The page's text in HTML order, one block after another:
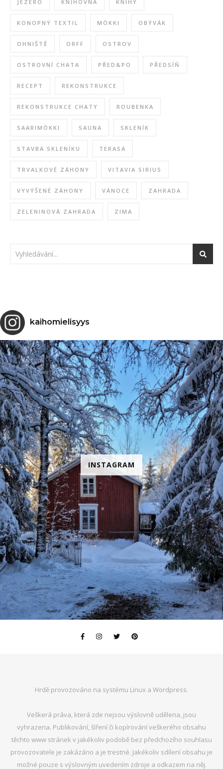
JEZERO KNIHOVNA KNIHY
KONOPNÝ TEXTIL MÖKKI OBÝVÁK
OHNIŠTĚ ORFF OSTROV
OSTROVNÍ CHATA PŘED&PO PŘEDSÍŇ
RECEPT REKONSTRUKCE
REKONSTRUKCE CHATY ROUBENKA
SAARIMÖKKI SAUNA SKLENÍK
STAVBA SKLENÍKU TERASA
TRVALKOVÉ ZÁHONY VITAVIA SIRIUS
VYVÝŠENÉ ZÁHONY VÁNOCE ZAHRADA
ZELENINOVÁ ZAHRADA ZIMA
INSTAGRAM
kaihomielisyys
Hrdě provozováno na systému Linux a Wordpress.
Veškerá práva, která zde nejsou výslovně udělena, jsou
vyhrazena. Publikování, šíření či kopírování veškerého obsahu
těchto www stránek v jakékoliv podobě bez předchozího souhlasu
provozovatele je zakázáno a je trestné. Jakékoliv sdílení obsahu je
možné pouze s výslovným uvedením zdroje a odkazem na něj.